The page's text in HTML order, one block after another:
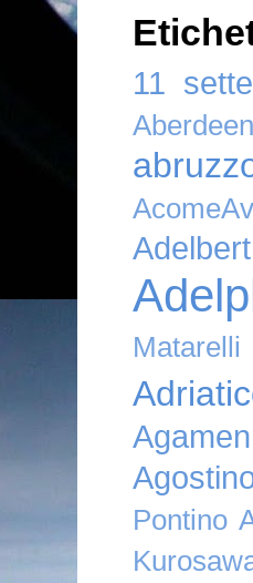
11
Aberdeen
Matarelli
Pontino